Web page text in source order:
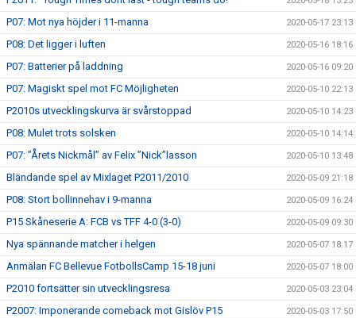
P07: Mot nya höjder i 11-manna 2020-05-17 23:13
P08: Det ligger i luften 2020-05-16 18:16
P07: Batterier på laddning 2020-05-16 09:20
P07: Magiskt spel mot FC Möjligheten 2020-05-10 22:13
P2010s utvecklingskurva är svårstoppad 2020-05-10 14:23
P08: Mulet trots solsken 2020-05-10 14:14
P07: ”Årets Nickmål” av Felix ”Nick”lasson 2020-05-10 13:48
Bländande spel av Mixlaget P2011/2010 2020-05-09 21:18
P08: Stort bollinnehav i 9-manna 2020-05-09 16:24
P15 Skåneserie A: FCB vs TFF 4-0 (3-0) 2020-05-09 09:30
Nya spännande matcher i helgen 2020-05-07 18:17
Anmälan FC Bellevue FotbollsCamp 15-18 juni 2020-05-07 18:00
P2010 fortsätter sin utvecklingsresa 2020-05-03 23:04
P2007: Imponerande comeback mot Gislöv P15 2020-05-03 17:50